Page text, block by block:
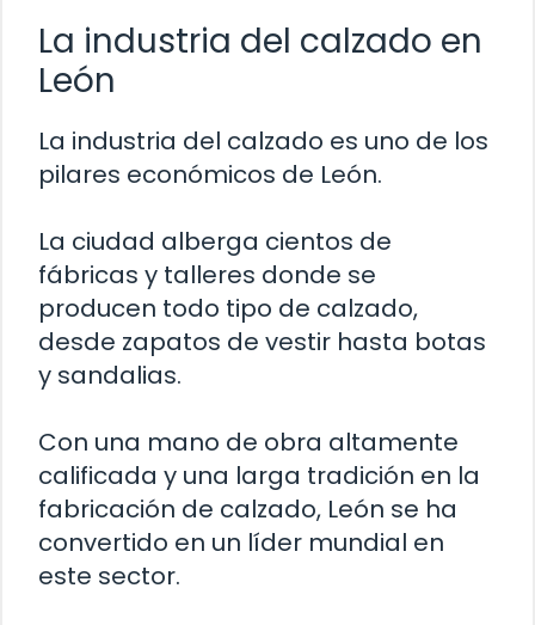
La industria del calzado en
León
La industria del calzado es uno de los
pilares económicos de León.
La ciudad alberga cientos de
fábricas y talleres donde se
producen todo tipo de calzado,
desde zapatos de vestir hasta botas
y sandalias.
Con una mano de obra altamente
calificada y una larga tradición en la
fabricación de calzado, León se ha
convertido en un líder mundial en
este sector.